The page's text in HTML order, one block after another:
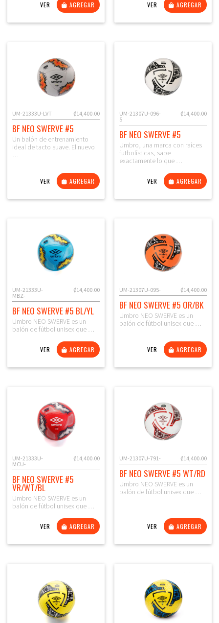
VER AGREGAR VER AGREGAR
₡14,400.00
UM-21333U-LVT
BF NEO SWERVE #5
Un balón de entrenamiento
ideal de tacto suave. El nuevo
…
VER AGREGAR
₡14,400.00
UM-21307U-096-
5
BF NEO SWERVE #5
Umbro, una marca con raíces
futbolísticas, sabe
exactamente lo que …
VER AGREGAR
₡14,400.00
UM-21333U-
MBZ-
BF NEO SWERVE #5 BL/YL
Umbro NEO SWERVE es un
balón de fútbol unisex que …
VER AGREGAR
₡14,400.00
UM-21307U-095-
BF NEO SWERVE #5 OR/BK
Umbro NEO SWERVE es un
balón de fútbol unisex que …
VER AGREGAR
₡14,400.00
UM-21333U-
MCU-
BF NEO SWERVE #5
VR/WT/BL
Umbro NEO SWERVE es un
balón de fútbol unisex que …
VER AGREGAR
₡14,400.00
UM-21307U-791-
BF NEO SWERVE #5 WT/RD
Umbro NEO SWERVE es un
balón de fútbol unisex que …
VER AGREGAR